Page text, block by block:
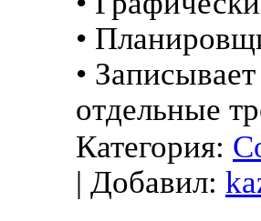
•
•
oтдельные
Категория:
| Добавил: